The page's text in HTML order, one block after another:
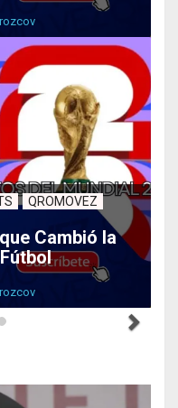
QROMOVEZ
Cambió la